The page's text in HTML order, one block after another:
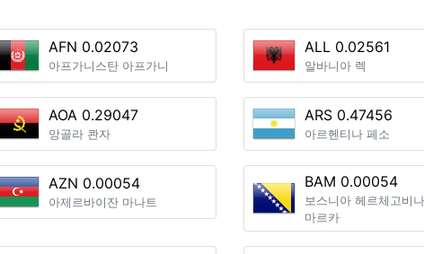
AFN 0.02073
아프가니스탄 아프가니
ALL 0.02561
알바니아 렉
AOA 0.29047
앙골라 콴자
ARS 0.47456
아르헨티나 페소
AZN 0.00054
아제르바이잔 마나트
BAM 0.00054
보스니아 헤르체고비
마르카